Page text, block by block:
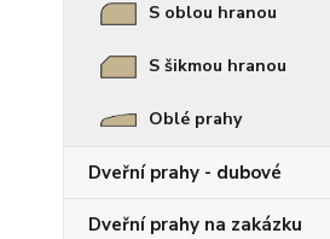
S oblou hranou
S šikmou hranou
Oblé prahy
Dveřní prahy - dubové
Dveřní prahy na zakázku